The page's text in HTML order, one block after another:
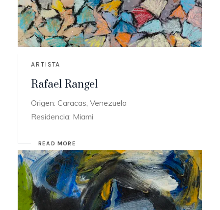
ARTISTA
Rafael Rangel
Origen: Caracas, Venezuela
Residencia: Miami
READ MORE